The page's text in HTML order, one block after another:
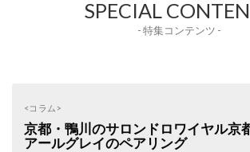
SPECIAL
- 特集コンテンツ -
<コラム>
京都・鴨川のサロンドロワイヤル京
アールグレイのペアリング